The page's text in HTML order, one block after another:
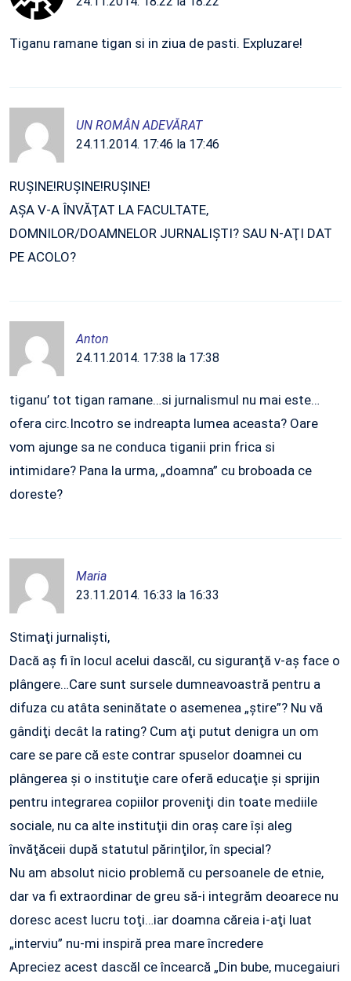
Tiganu ramane tigan si in ziua de pasti. Expluzare!
UN ROMÂN ADEVĂRAT
24.11.2014. 17:46 la 17:46
RUŞINE!RUŞINE!RUŞINE!
AŞA V-A ÎNVĂŢAT LA FACULTATE,
DOMNILOR/DOAMNELOR JURNALIŞTI? SAU N-AŢI DAT
PE ACOLO?
Anton
24.11.2014. 17:38 la 17:38
tiganu’ tot tigan ramane…si jurnalismul nu mai este…
ofera circ.Incotro se indreapta lumea aceasta? Oare
vom ajunge sa ne conduca tiganii prin frica si
intimidare? Pana la urma, „doamna” cu broboada ce
doreste?
Maria
23.11.2014. 16:33 la 16:33
Stimaţi jurnalişti,
Dacă aş fi în locul acelui dascăl, cu siguranţă v-aş face o
plângere…Care sunt sursele dumneavoastră pentru a
difuza cu atâta seninătate o asemenea „ştire”? Nu vă
gândiţi decât la rating? Cum aţi putut denigra un om
care se pare că este contrar spuselor doamnei cu
plângerea şi o instituţie care oferă educaţie şi sprijin
pentru integrarea copiilor proveniţi din toate mediile
sociale, nu ca alte instituţii din oraş care îşi aleg
învăţăceii după statutul părinţilor, în special?
Nu am absolut nicio problemă cu persoanele de etnie,
dar va fi extraordinar de greu să-i integrăm deoarece nu
doresc acest lucru toţi…iar doamna căreia i-aţi luat
„interviu” nu-mi inspiră prea mare încredere
Apreciez acest dascăl ce încearcă „Din bube, mucegaiuri